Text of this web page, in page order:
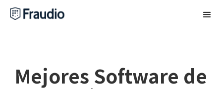
Mejores Software de